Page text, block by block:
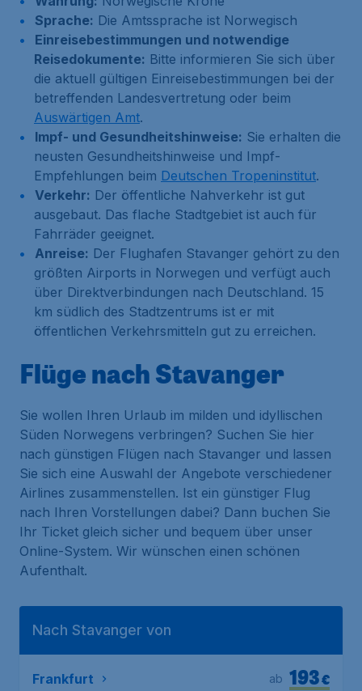
Sprache: Die Amtssprache ist Norwegisch
Einreisebestimmungen und notwendige
Reisedokumente: Bitte informieren Sie sich über
die aktuell gültigen Einreisebestimmungen bei der
betreffenden Landesvertretung oder beim
Auswärtigen Amt.
Impf- und Gesundheitshinweise: Sie erhalten die
neusten Gesundheitshinweise und Impf-
Empfehlungen beim Deutschen Tropeninstitut.
Verkehr: Der öffentliche Nahverkehr ist gut
ausgebaut. Das flache Stadtgebiet ist auch für
Fahrräder geeignet.
Anreise: Der Flughafen Stavanger gehört zu den
größten Airports in Norwegen und verfügt auch
über Direktverbindungen nach Deutschland. 15
km südlich des Stadtzentrums ist er mit
öffentlichen Verkehrsmitteln gut zu erreichen.
Flüge nach Stavanger
Sie wollen Ihren Urlaub im milden und idyllischen
Süden Norwegens verbringen? Suchen Sie hier
nach günstigen Flügen nach Stavanger und lassen
Sie sich eine Auswahl der Angebote verschiedener
Airlines zusammenstellen. Ist ein günstiger Flug
nach Ihren Vorstellungen dabei? Dann buchen Sie
Ihr Ticket gleich sicher und bequem über unser
Online-System. Wir wünschen einen schönen
Aufenthalt.
Nach Stavanger von
Frankfurt €
193
ab